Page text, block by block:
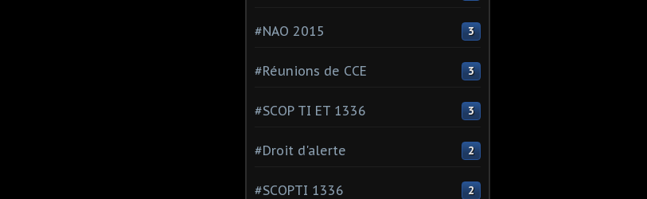
#NAO 2015 3
#Réunions de CCE 3
#SCOP TI ET 1336 3
#Droit d'alerte 2
#SCOPTI 1336 2